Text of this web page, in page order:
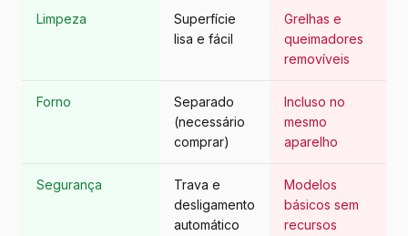
Limpeza
Superfície
lisa e fácil
Grelhas e
queimadores
removíveis
Forno
Separado
(necessário
comprar)
Incluso no
mesmo
aparelho
Segurança
Trava e
desligamento
automático
Modelos
básicos sem
recursos